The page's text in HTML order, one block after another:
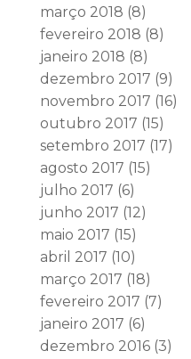
março 2018 (8)
fevereiro 2018 (8)
janeiro 2018 (8)
dezembro 2017 (9)
novembro 2017 (16)
outubro 2017 (15)
setembro 2017 (17)
agosto 2017 (15)
julho 2017 (6)
junho 2017 (12)
maio 2017 (15)
abril 2017 (10)
março 2017 (18)
fevereiro 2017 (7)
janeiro 2017 (6)
dezembro 2016(3)